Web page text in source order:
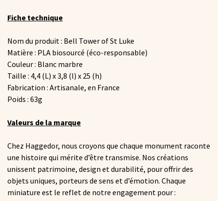
Fiche technique
Nom du produit : Bell Tower of St Luke
Matière : PLA biosourcé (éco-responsable)
Couleur : Blanc marbre
Taille : 4,4 (L) x 3,8 (l) x 25 (h)
Fabrication : Artisanale, en France
Poids : 63g
Valeurs de la marque
Chez Haggedor, nous croyons que chaque monument raconte
une histoire qui mérite d’être transmise. Nos créations
unissent patrimoine, design et durabilité, pour offrir des
objets uniques, porteurs de sens et d’émotion. Chaque
miniature est le reflet de notre engagement pour :